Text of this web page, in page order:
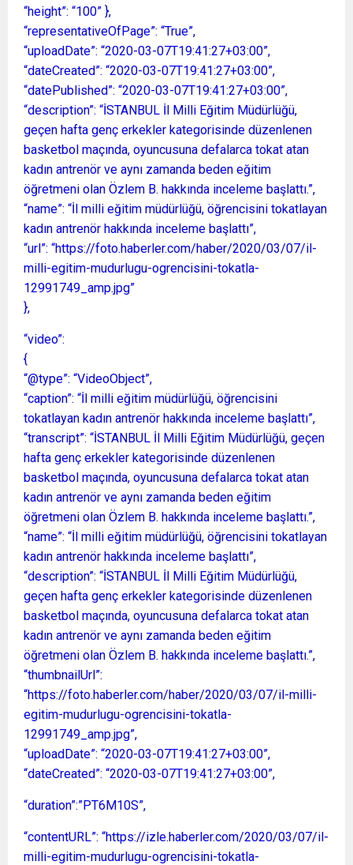
“height”: “100” },
“representativeOfPage”: “True”,
“uploadDate”: “2020-03-07T19:41:27+03:00”,
“dateCreated”: “2020-03-07T19:41:27+03:00”,
“datePublished”: “2020-03-07T19:41:27+03:00”,
“description”: “İSTANBUL İl Milli Eğitim Müdürlüğü,
geçen hafta genç erkekler kategorisinde düzenlenen
basketbol maçında, oyuncusuna defalarca tokat atan
kadın antrenör ve aynı zamanda beden eğitim
öğretmeni olan Özlem B. hakkında inceleme başlattı.”,
“name”: “İl milli eğitim müdürlüğü, öğrencisini tokatlayan
kadın antrenör hakkında inceleme başlattı”,
“url”: “https://foto.haberler.com/haber/2020/03/07/il-
milli-egitim-mudurlugu-ogrencisini-tokatla-
12991749_amp.jpg”
},
“video”:
{
“@type”: “VideoObject”,
“caption”: “İl milli eğitim müdürlüğü, öğrencisini
tokatlayan kadın antrenör hakkında inceleme başlattı”,
“transcript”: “İSTANBUL İl Milli Eğitim Müdürlüğü, geçen
hafta genç erkekler kategorisinde düzenlenen
basketbol maçında, oyuncusuna defalarca tokat atan
kadın antrenör ve aynı zamanda beden eğitim
öğretmeni olan Özlem B. hakkında inceleme başlattı.”,
“name”: “İl milli eğitim müdürlüğü, öğrencisini tokatlayan
kadın antrenör hakkında inceleme başlattı”,
“description”: “İSTANBUL İl Milli Eğitim Müdürlüğü,
geçen hafta genç erkekler kategorisinde düzenlenen
basketbol maçında, oyuncusuna defalarca tokat atan
kadın antrenör ve aynı zamanda beden eğitim
öğretmeni olan Özlem B. hakkında inceleme başlattı.”,
“thumbnailUrl”:
“https://foto.haberler.com/haber/2020/03/07/il-milli-
egitim-mudurlugu-ogrencisini-tokatla-
12991749_amp.jpg”,
“uploadDate”: “2020-03-07T19:41:27+03:00”,
“dateCreated”: “2020-03-07T19:41:27+03:00”,
“duration”:”PT6M10S”,
“contentURL”: “https://izle.haberler.com/2020/03/07/il-
milli-egitim-mudurlugu-ogrencisini-tokatla-